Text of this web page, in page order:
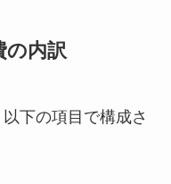
の内訳
下の項目で構成さ